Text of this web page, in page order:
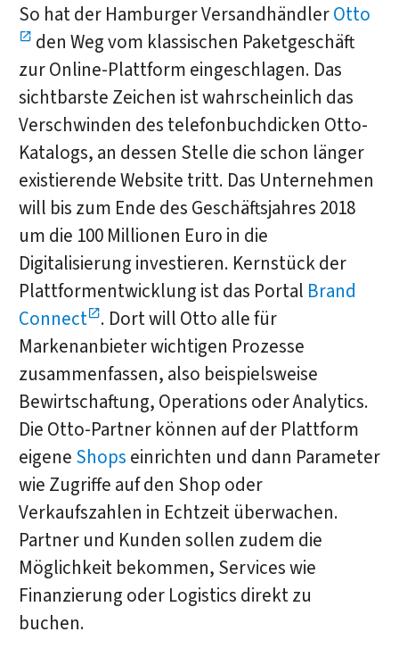
So hat der Hamburger VersandhändlerOtto
den Weg vom klassischen Paketgeschäft
zur Online-Plattform eingeschlagen. Das
sichtbarste Zeichen ist wahrscheinlich das
Verschwinden des telefonbuchdicken Otto-
Katalogs, an dessen Stelle die schon länger
existierende Website tritt. Das Unternehmen
will bis zum Ende des Geschäftsjahres 2018
um die 100 Millionen Euro in die
Digitalisierung investieren. Kernstück der
Plattformentwicklung ist das Portal Brand
Connect . Dort will Otto alle für
Markenanbieter wichtigen Prozesse
zusammenfassen, also beispielsweise
Bewirtschaftung, Operations oder Analytics.
Die Otto-Partner können auf der Plattform
eigene Shops einrichten und dann Parameter
wie Zugriffe auf den Shop oder
Verkaufszahlen in Echtzeit überwachen.
Partner und Kunden sollen zudem die
Möglichkeit bekommen, Services wie
Finanzierung oder Logistics direkt zu
buchen.